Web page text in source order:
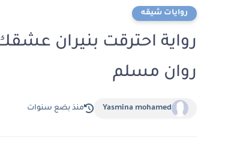
روايات شيقه
رواية احترقت بنيران
روان مسلم
Yasmina mohamed منذ بضع سنوات